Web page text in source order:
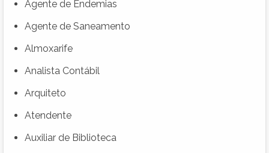
Agente de Endemias
Agente de Saneamento
Almoxarife
Analista Contábil
Arquiteto
Atendente
Auxiliar de Biblioteca